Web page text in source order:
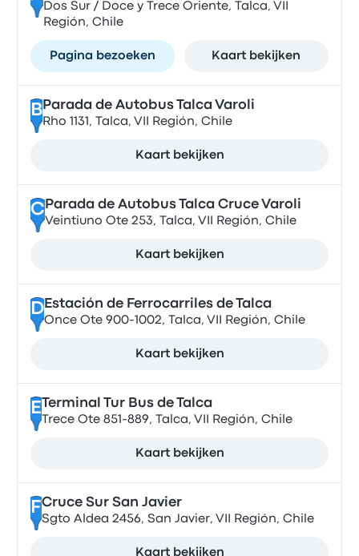
Dos Sur / Doce y Trece Oriente, Talca, VII
Región, Chile
Pagina bezoeken Kaart bekijken
B Parada de Autobus Talca Varoli
Rho 1131, Talca, VII Región, Chile
Kaart bekijken
CParada de Autobus Talca Cruce Varoli
Veintiuno Ote 253, Talca, VII Región, Chile
Kaart bekijken
DEstación de Ferrocarriles de Talca
Once Ote 900-1002, Talca, VII Región, Chile
Kaart bekijken
E Terminal Tur Bus de Talca
Trece Ote 851-889, Talca, VII Región, Chile
Kaart bekijken
FCruce Sur San Javier
Sgto Aldea 2456, San Javier, VII Región, Chile
Kaart bekijken